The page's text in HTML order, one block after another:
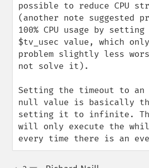
possible to reduce CPU
(another note suggested
100% CPU usage by
$tv_usec value, which
problem slightly less
not solve it).
Setting the timeout to
null value is basically
setting it to infinite.
will only execute the
every time there is an